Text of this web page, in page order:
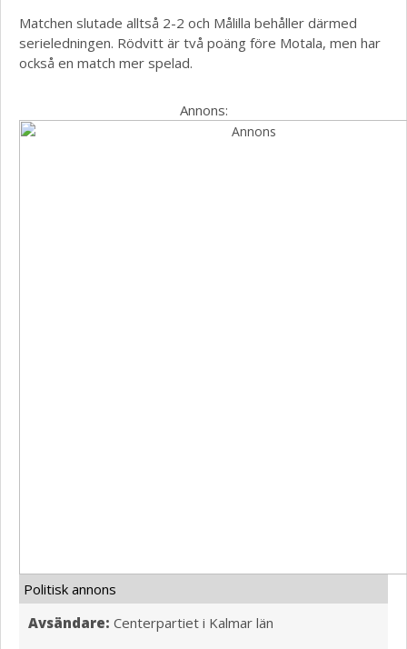
Matchen slutade alltså 2-2 och Målilla behåller därmed
serieledningen. Rödvitt är två poäng före Motala, men har
också en match mer spelad.
Annons:
Politisk annons
Avsändare: Centerpartiet i Kalmar län